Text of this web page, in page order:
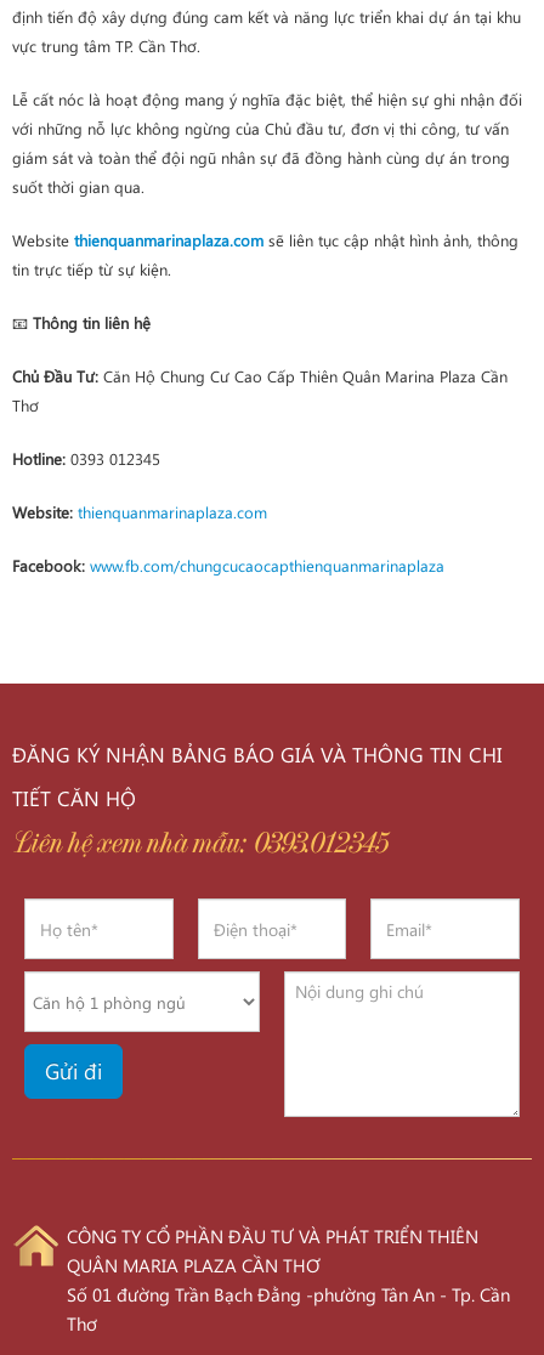
định tiến độ xây dựng đúng cam kết và năng lực triển khai dự án tại khu
vực trung tâm TP. Cần Thơ.
Lễ cất nóc là hoạt động mang ý nghĩa đặc biệt, thể hiện sự ghi nhận đối
với những nỗ lực không ngừng của Chủ đầu tư, đơn vị thi công, tư vấn
giám sát và toàn thể đội ngũ nhân sự đã đồng hành cùng dự án trong
suốt thời gian qua.
Website thienquanmarinaplaza.com sẽ liên tục cập nhật hình ảnh, thông
tin trực tiếp từ sự kiện.
📧 Thông tin liên hệ
Chủ Đầu Tư: Căn Hộ Chung Cư Cao Cấp Thiên Quân Marina Plaza Cần
Thơ
Hotline: 0393 012345
Website: thienquanmarinaplaza.com
Facebook: www.fb.com/chungcucaocapthienquanmarinaplaza
ĐĂNG KÝ NHẬN BẢNG BÁO GIÁ VÀ THÔNG TIN CHI
TIẾT CĂN HỘ
Liên hệ xem nhà mẫu: 0393.012345
CÔNG TY CỔ PHẦN ĐẦU TƯ VÀ PHÁT TRIỂN THIÊN
QUÂN MARIA PLAZA CẦN THƠ
Số 01 đường Trần Bạch Đằng -phường Tân An - Tp. Cần
Thơ